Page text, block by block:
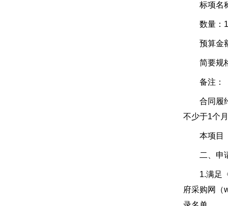
标项名称
数量：1
预算金额
简要规格
备注：
合同履约
不少于1个
本项目（
二、申请
1.满足《
府采购网（